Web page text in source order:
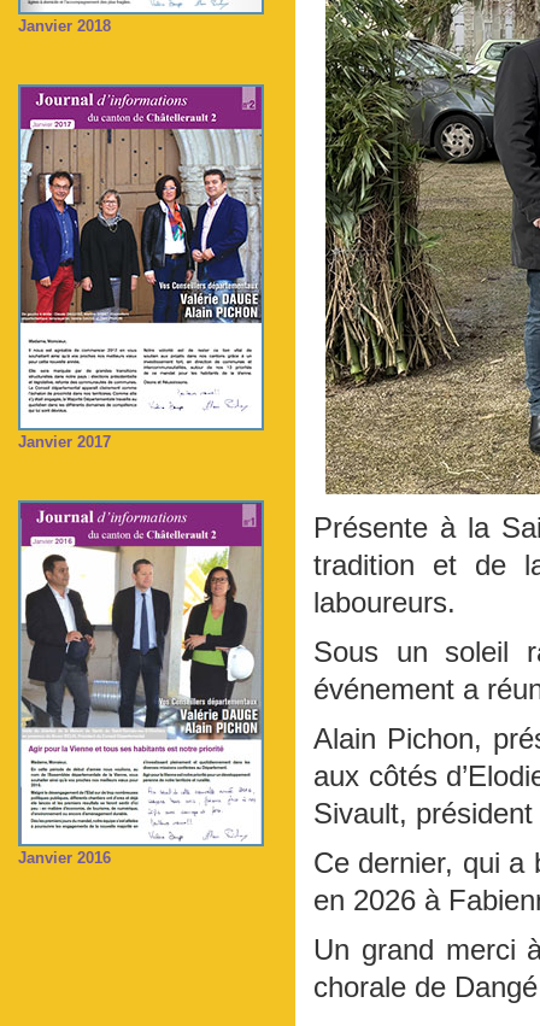
Janvier 2018
Janvier 2017
Janvier 2016
Présente à la
tradition et de
laboureurs.
Sous un soleil
événement a
Alain Pichon,
aux côtés
Sivault,
Ce dernier, qui a
en 2026 à
Un grand merci
chorale de